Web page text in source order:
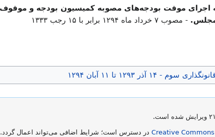
موقت بودجه‌های مصوبه کمیسیون بودجه و موقوف
مجلس. - مصوب ۷ خرداد ماه ۱۲۹۴ برابر با ۱۵ رجب ۱۳۳۳
۱۲۹۳ تا ۱۱ آبان ۱۲۹۴
Creativeدر دسترس است؛ شرایط اضافی می‌تواند اعمال گردد.